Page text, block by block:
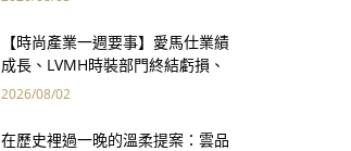
【時尚產業一週要事】愛馬仕業績
成長、LVMH時裝部門終結虧損、
Kering轉型策略初現成效、Prada
2026/08/02
在歷史裡過一晚的溫柔提案：雲品